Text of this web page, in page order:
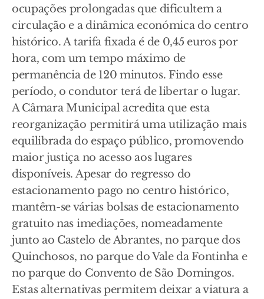
ocupações prolongadas que dificultem a
circulação e a dinâmica económica do centro
histórico. A tarifa fixada é de 0,45 euros por
hora, com um tempo máximo de
permanência de 120 minutos. Findo esse
período, o condutor terá de libertar o lugar.
A Câmara Municipal acredita que esta
reorganização permitirá uma utilização mais
equilibrada do espaço público, promovendo
maior justiça no acesso aos lugares
disponíveis. Apesar do regresso do
estacionamento pago no centro histórico,
mantêm-se várias bolsas de estacionamento
gratuito nas imediações, nomeadamente
junto ao Castelo de Abrantes, no parque dos
Quinchosos, no parque do Vale da Fontinha e
no parque do Convento de São Domingos.
Estas alternativas permitem deixar a viatura a